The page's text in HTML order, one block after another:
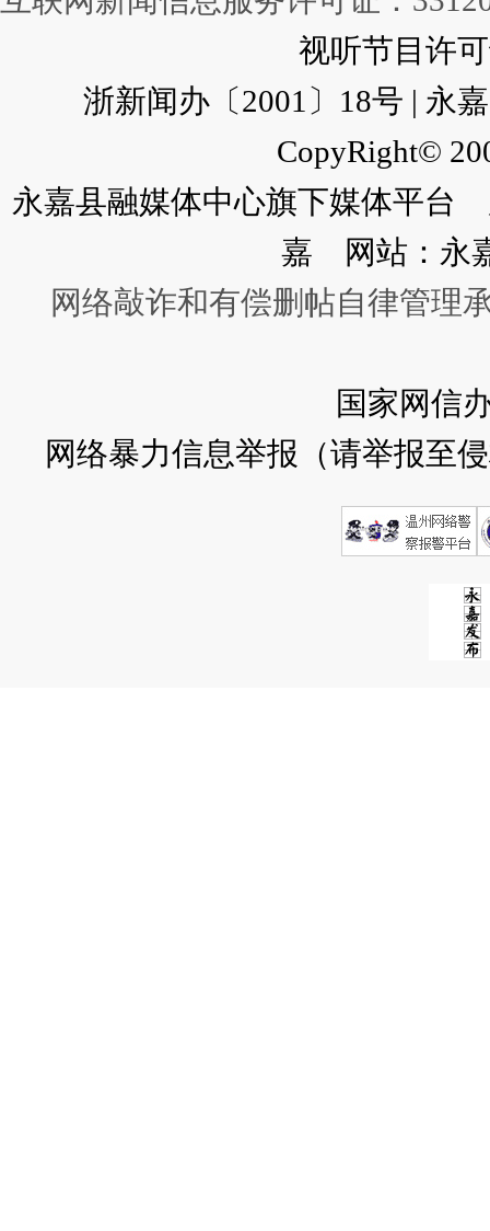
视听节目许
浙新闻办〔2001〕18号 | 永
CopyRight©
永嘉县融媒体中心旗下媒体平
嘉 网站：永
网络敲诈和有偿删帖自律管理
国家网信
网络暴力信息举报（请举报至